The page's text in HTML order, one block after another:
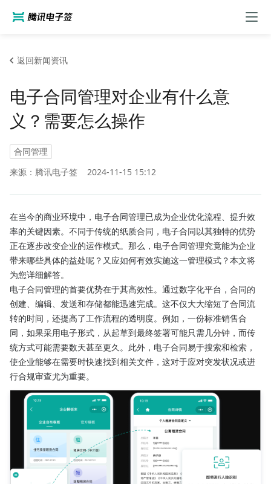
返回新闻资讯
电子合同管理对企业有什么意
义？需要怎么操作
合同管理
来源：腾讯电子签
2024-11-15 15:12
在当今的商业环境中，电子合同管理已成为企业优化流程、提升效
率的关键因素。不同于传统的纸质合同，电子合同以其独特的优势
正在逐步改变企业的运作模式。那么，电子合同管理究竟能为企业
带来哪些具体的益处呢？又应如何有效实施这一管理模式？本文将
为您详细解答。
电子合同管理的首要优势在于其高效性。通过数字化平台，合同的
创建、编辑、发送和存储都能迅速完成。这不仅大大缩短了合同流
转的时间，还提高了工作流程的透明度。例如，一份标准销售合
同，如果采用电子形式，从起草到最终签署可能只需几分钟，而传
统方式可能需要数天甚至更久。此外，电子合同易于搜索和检索，
使企业能够在需要时快速找到相关文件，这对于应对突发状况或进
行合规审查尤为重要。